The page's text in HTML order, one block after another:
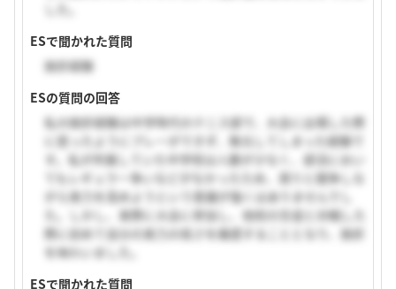
ESで聞かれた質問
挫折経験
ESの質問の回答
私の挫折経験は中学時代のテニス部で、大会に出場した際
に思ったようにプレーができず、敗北してしまった経験で
す。私が所属していた中学校は人数が少なく、部活におい
てもレギュラー争いなどがなかったため、周りと競争しな
がら実力を高めようという意識が強くはありませんでし
た。しかし、実際に大会に参加し、他校の生徒と対戦した
際に初めて自分の実力の低さを痛感することとなり、挫折
を味わいました。
ESで聞かれた質問